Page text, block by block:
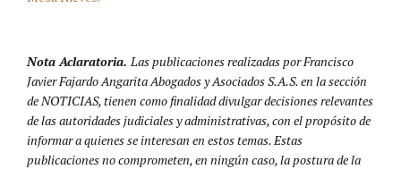
Nota Aclaratoria. Las publicaciones realizadas por Francisco
Javier Fajardo Angarita Abogados y Asociados S.A.S. en la sección
de NOTICIAS, tienen como finalidad divulgar decisiones relevantes
de las autoridades judiciales y administrativas, con el propósito de
informar a quienes se interesan en estos temas. Estas
publicaciones no comprometen, en ningún caso, la postura de la